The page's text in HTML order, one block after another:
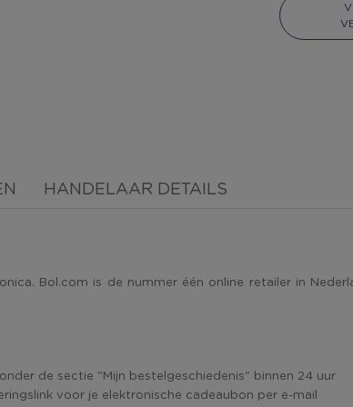
HANDELAAR DETAILS
Bol.com is de nummer één online retailer in
de sectie "Mijn bestelgeschiedenis" binnen 24 uur
voor je elektronische cadeaubon per e-mail